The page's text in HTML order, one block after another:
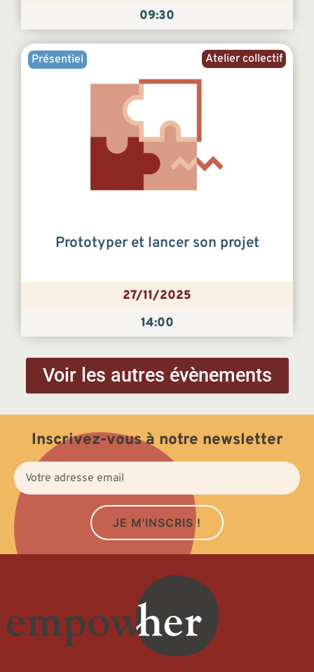
09:30
Atelier collectif
Présentiel
Prototyper et lancer son projet
27/11/2025
14:00
Voir les autres évènements
Inscrivez-vous à notre newsletter
JE M'INSCRIS !